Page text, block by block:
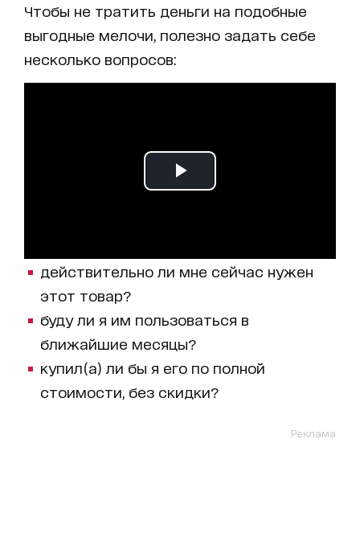
Чтобы не тратить деньги на подобные
выгодные мелочи, полезно задать себе
несколько вопросов:
действительно ли мне сейчас нужен
этот товар?
буду ли я им пользоваться в
ближайшие месяцы?
купил(а) ли бы я его по полной
стоимости, без скидки?
Реклама